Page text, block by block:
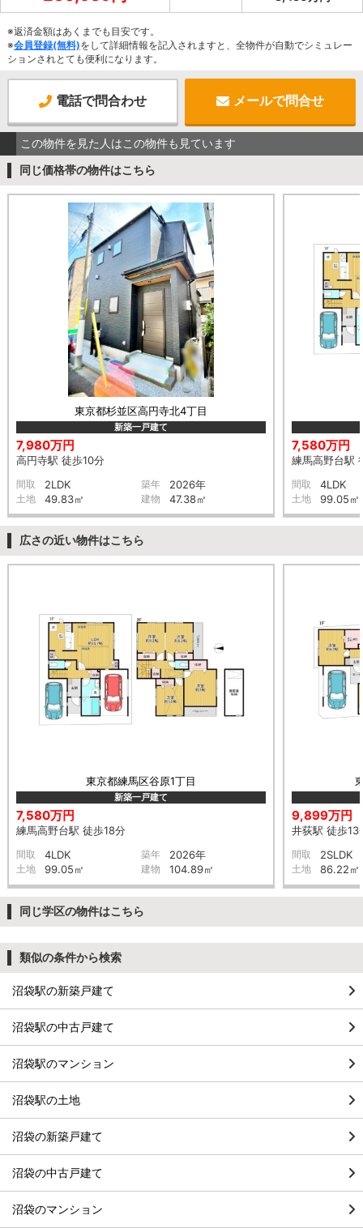
※返済金額はあくまでも目安です。
※会員登録(無料)をして詳細情報を記入されますと、全物件が自動でシミュレー
ションされとても便利になります。
電話で問合わせ メールで問合せ
この物件を見た人はこの物件も見ています
同じ価格帯の物件はこちら
東京都杉並区高円寺北4丁目
新築一戸建て
7,980万円
高円寺駅 徒歩10分
間取 2LDK 築年 2026年
土地 49.83㎡ 建物 47.38㎡
7,580万円
練馬高野台駅
間取 4LDK
土地 99.05㎡
広さの近い物件はこちら
東京都練馬区谷原1丁目
新築一戸建て
7,580万円
練馬高野台駅 徒歩18分
間取 4LDK 築年 2026年
土地 99.05㎡ 建物 104.89㎡
9,899万円
井荻駅 徒歩13
間取 2SLDK
土地 86.22㎡
同じ学区の物件はこちら
類似の条件から検索
沼袋駅の新築戸建て
沼袋駅の中古戸建て
沼袋駅のマンション
沼袋駅の土地
沼袋の新築戸建て
沼袋の中古戸建て
沼袋のマンション